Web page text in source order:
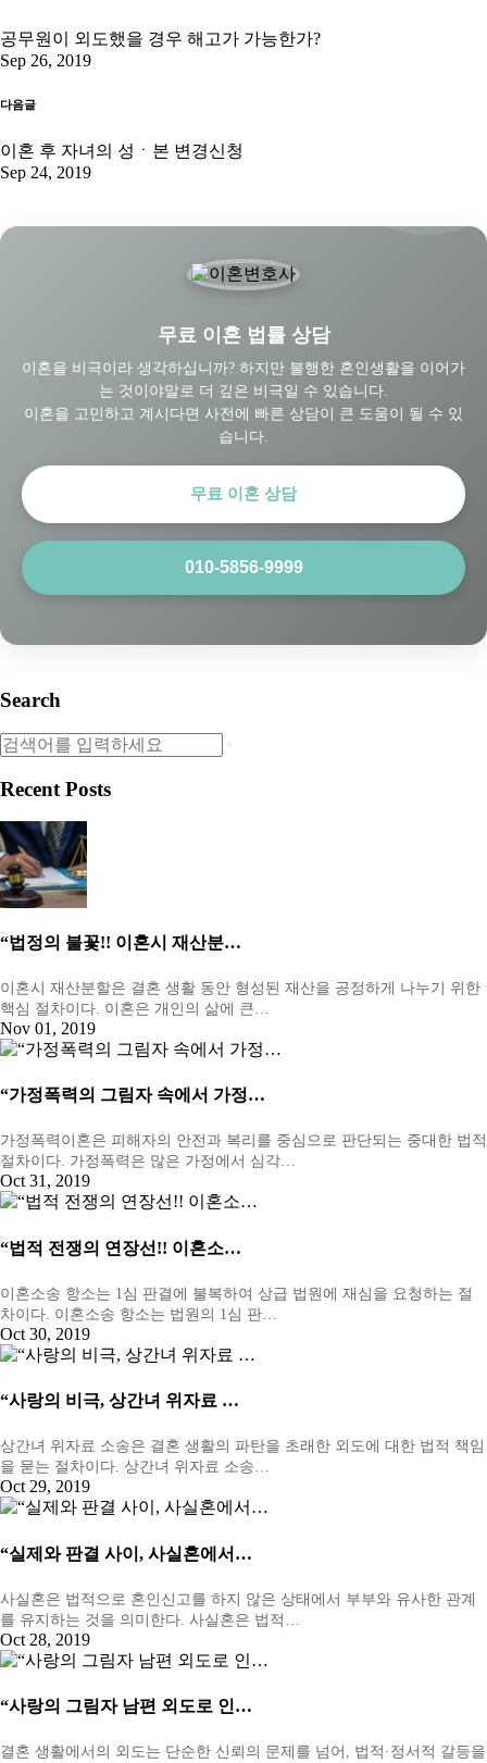
공무원이 외도했을 경우 해고가 가능한가?
Sep 26, 2019
다음글
이혼 후 자녀의 성ㆍ본 변경신청
Sep 24, 2019
무료 이혼 법률 상담
이혼을 비극이라 생각하십니까? 하지만 불행한 혼인생활을 이어가
는 것이야말로 더 깊은 비극일 수 있습니다.
이혼을 고민하고 계시다면 사전에 빠른 상담이 큰 도움이 될 수 있
습니다.
무료 이혼 상담
010-5856-9999
Search
Recent Posts
“법정의 불꽃!! 이혼시 재산분…
이혼시 재산분할은 결혼 생활 동안 형성된 재산을 공정하게 나누기 위한
핵심 절차이다. 이혼은 개인의 삶에 큰…
Nov 01, 2019
“가정폭력의 그림자 속에서 가정…
가정폭력이혼은 피해자의 안전과 복리를 중심으로 판단되는 중대한 법적
절차이다. 가정폭력은 많은 가정에서 심각…
Oct 31, 2019
“법적 전쟁의 연장선!! 이혼소…
이혼소송 항소는 1심 판결에 불복하여 상급 법원에 재심을 요청하는 절
차이다. 이혼소송 항소는 법원의 1심 판…
Oct 30, 2019
“사랑의 비극, 상간녀 위자료 …
상간녀 위자료 소송은 결혼 생활의 파탄을 초래한 외도에 대한 법적 책임
을 묻는 절차이다. 상간녀 위자료 소송…
Oct 29, 2019
“실제와 판결 사이, 사실혼에서…
사실혼은 법적으로 혼인신고를 하지 않은 상태에서 부부와 유사한 관계
를 유지하는 것을 의미한다. 사실혼은 법적…
Oct 28, 2019
“사랑의 그림자 남편 외도로 인…
결혼 생활에서의 외도는 단순한 신뢰의 문제를 넘어, 법적·정서적 갈등을